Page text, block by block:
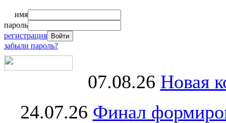
имя
пароль
регистрация
забыли пароль?
07.08.26 Новая
24.07.26 Финал